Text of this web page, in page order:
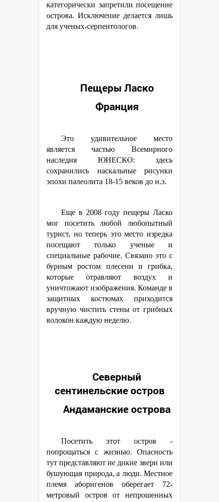
категорически запретили посещение
острова. Исключение делается лишь
для ученых-серпентологов.
Пещеры Ласко
Франция
Это удивительное место
является частью Всемирного
наследия ЮНЕСКО: здесь
сохранились наскальные рисунки
эпохи палеолита 18-15 веков до н.э.
Еще в 2008 году пещеры Ласко
мог посетить любой любопытный
турист, но теперь это место изредка
посещают только ученые и
специальные рабочие. Связано это с
бурным ростом плесени и грибка,
которые отравляют воздух и
уничтожают изображения. Команде в
защитных костюмах приходится
вручную чистить стены от грибных
волокон каждую неделю.
Северный
сентинельские остров
Андаманские острова
Посетить этот остров -
попрощаться с жизнью. Опасность
тут представляют не дикие звери или
бушующая природа, а люди. Местное
племя аборигенов оберегает 72-
метровый остров от непрошенных